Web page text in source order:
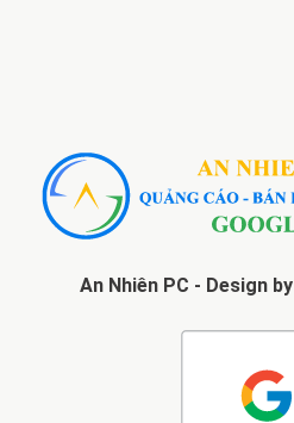
An Nhiên PC - Design by